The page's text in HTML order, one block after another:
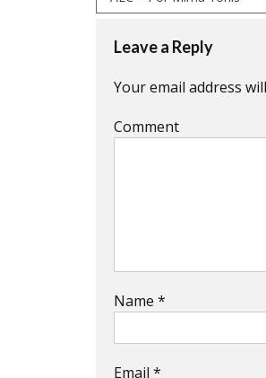
Leave a Reply
Your email address
Comment
Name*
Email*